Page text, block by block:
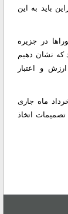
باید به این
در جزیره
که نشان دهیم
و اعتبار
ماه جاری
اتخاذ